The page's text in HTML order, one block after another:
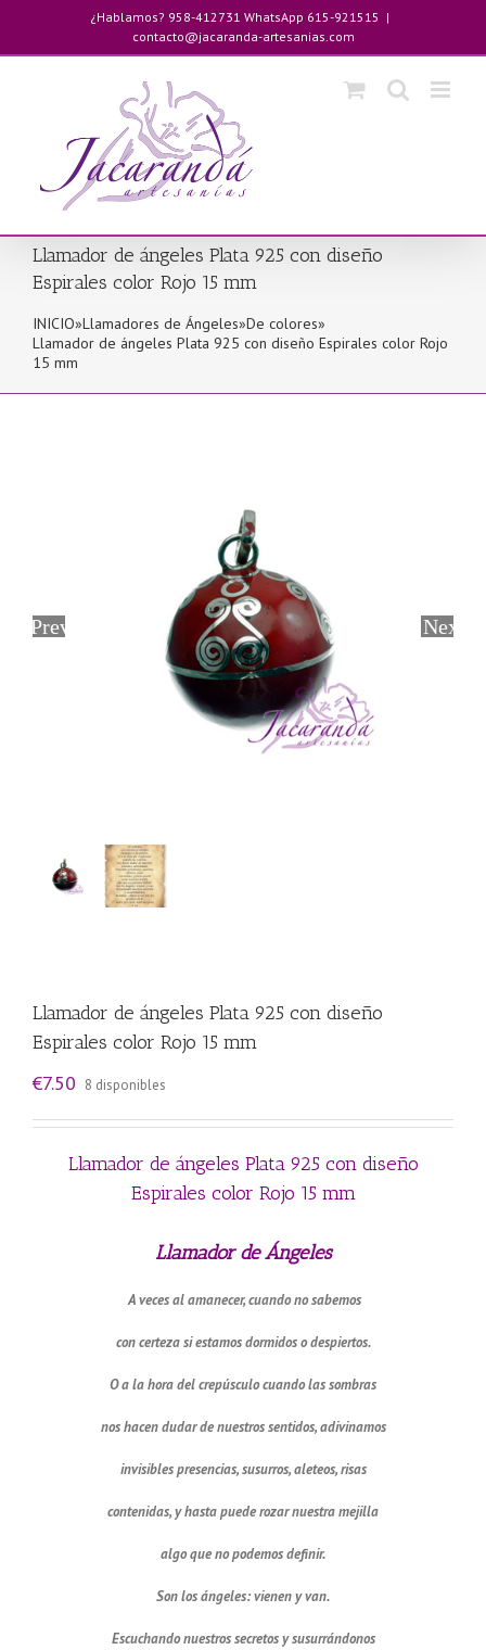
contenido
¿Hablamos? 958-412731 WhatsApp 615-921515 |
contacto@jacaranda-artesanias.com
Llamador de ángeles Plata 925 con diseño
Espirales color Rojo 15 mm
INICIO»Llamadores de Ángeles»De colores»
Llamador de ángeles Plata 925 con diseño Espirales color Rojo
15 mm
Previous Next
Llamador de ángeles Plata 925 con diseño
Espirales color Rojo 15 mm
€7.50 8 disponibles
Llamador de ángeles Plata 925 con diseño
Espirales color Rojo 15 mm
Llamador de Ángeles
A veces al amanecer, cuando no sabemos
con certeza si estamos dormidos o despiertos.
O a la hora del crepúsculo cuando las sombras
nos hacen dudar de nuestros sentidos, adivinamos
invisibles presencias, susurros, aleteos, risas
contenidas, y hasta puede rozar nuestra mejilla
algo que no podemos definir.
Son los ángeles: vienen y van.
Escuchando nuestros secretos y susurrándonos